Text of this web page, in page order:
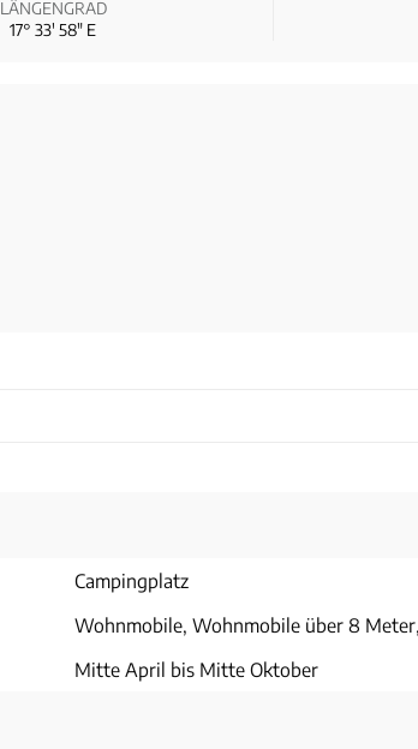
LÄNGENGRAD
17° 33′ 58″ E
Campingplatz
Wohnmobile, Wohnmobile über 8
Mitte April bis Mitte Oktober